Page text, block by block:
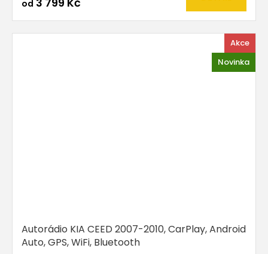
od
Akce
Novinka
Autorádio KIA CEED 2007-2010, CarPlay, Android
Auto, GPS, WiFi, Bluetooth